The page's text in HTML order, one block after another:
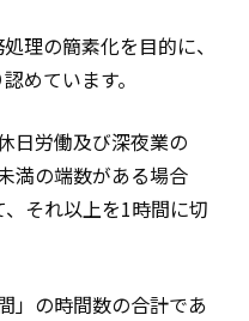
理の簡素化を目的に、
めています。
日労働及び深夜業の
満の端数がある場合
それ以上を1時間に切
」の時間数の合計であ